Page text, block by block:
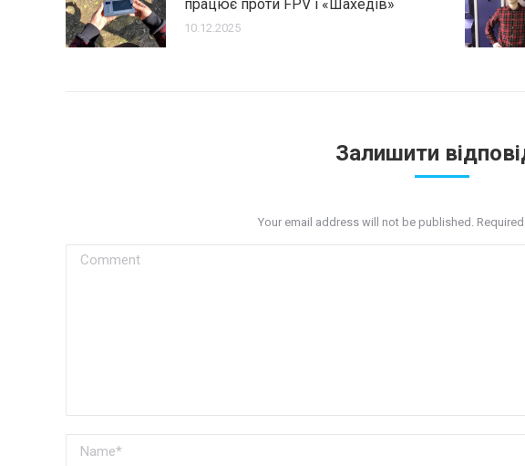
працює проти FPV і «Шахедів»
10.12.2025
Залишити
Your email address will not be published.
Comment
Name *